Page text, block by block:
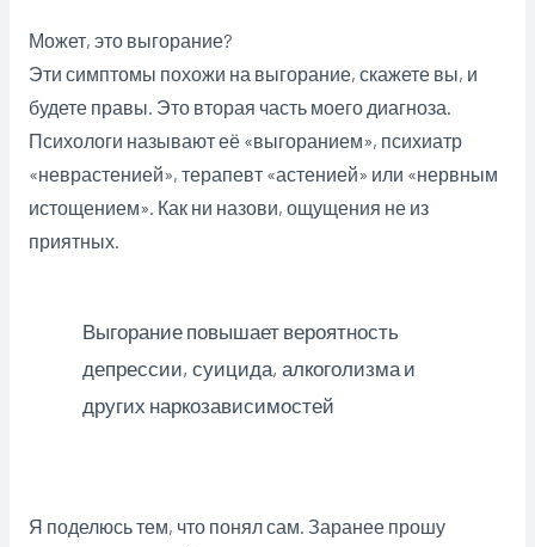
Может, это выгорание?
Эти симптомы похожи на выгорание, скажете вы, и
будете правы. Это вторая часть моего диагноза.
Психологи называют её «выгоранием», психиатр
«неврастенией», терапевт «астенией» или «нервным
истощением». Как ни назови, ощущения не из
приятных.
Выгорание повышает вероятность
депрессии, суицида, алкоголизма и
других наркозависимостей
Я поделюсь тем, что понял сам. Заранее прошу